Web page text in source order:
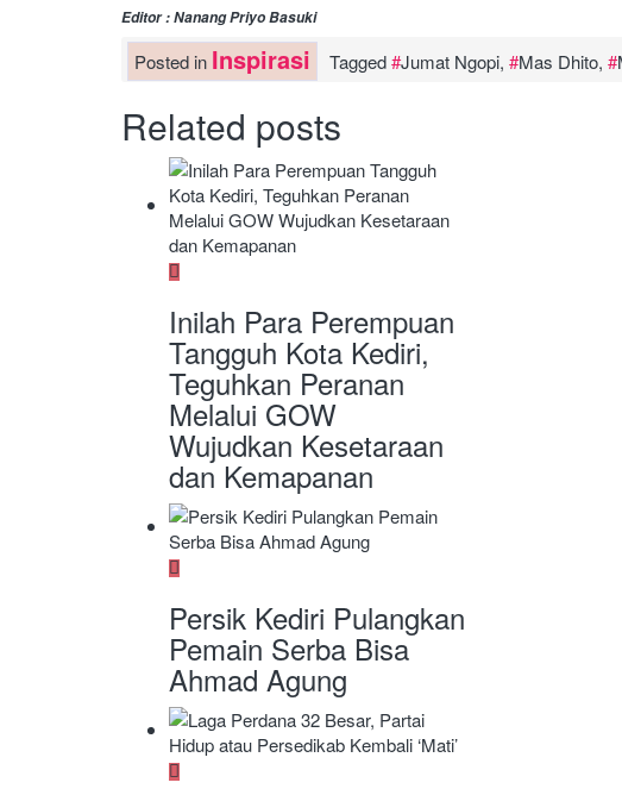
Editor : Nanang Priyo Basuki
Posted in Inspirasi Tagged Jumat Ngopi, Mas Dhito,
Related posts
Inilah Para Perempuan
Tangguh Kota Kediri,
Teguhkan Peranan
Melalui GOW
Wujudkan Kesetaraan
dan Kemapanan
Persik Kediri Pulangkan
Pemain Serba Bisa
Ahmad Agung